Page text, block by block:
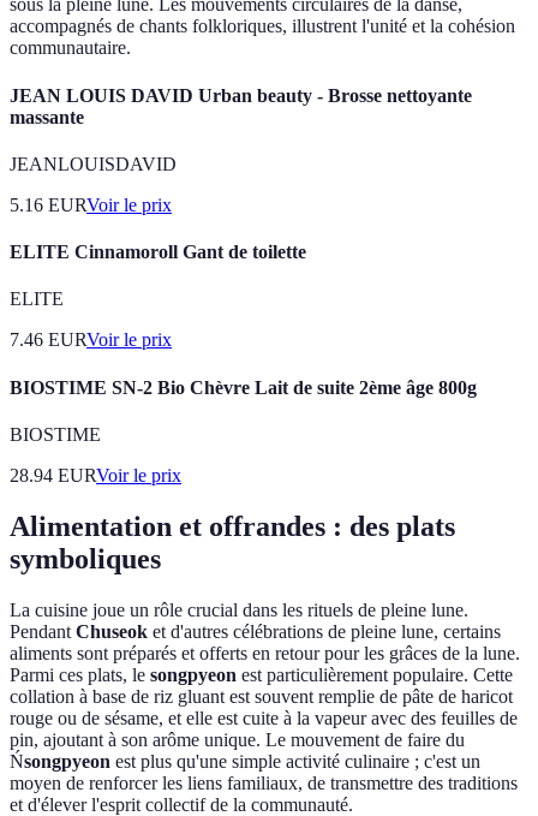
sous la pleine lune. Les mouvements circulaires de la danse,
accompagnés de chants folkloriques, illustrent l'unité et la cohésion
communautaire.
JEAN LOUIS DAVID Urban beauty - Brosse nettoyante
massante
JEANLOUISDAVID
5.16 EURVoir le prix
ELITE Cinnamoroll Gant de toilette
ELITE
7.46 EURVoir le prix
BIOSTIME SN-2 Bio Chèvre Lait de suite 2ème âge 800g
BIOSTIME
28.94 EURVoir le prix
Alimentation et offrandes : des plats
symboliques
La cuisine joue un rôle crucial dans les rituels de pleine lune.
Pendant Chuseok et d'autres célébrations de pleine lune, certains
aliments sont préparés et offerts en retour pour les grâces de la lune.
Parmi ces plats, le songpyeon est particulièrement populaire. Cette
collation à base de riz gluant est souvent remplie de pâte de haricot
rouge ou de sésame, et elle est cuite à la vapeur avec des feuilles de
pin, ajoutant à son arôme unique. Le mouvement de faire du
Ńsongpyeon est plus qu'une simple activité culinaire ; c'est un
moyen de renforcer les liens familiaux, de transmettre des traditions
et d'élever l'esprit collectif de la communauté.